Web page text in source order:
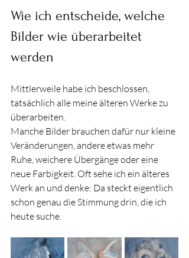
Wie ich entscheide, welche
Bilder wie überarbeitet
werden
Mittlerweile habe ich beschlossen,
tatsächlich alle meine älteren Werke zu
überarbeiten.
Manche Bilder brauchen dafür nur kleine
Veränderungen, andere etwas mehr
Ruhe, weichere Übergänge oder eine
neue Farbigkeit. Oft sehe ich ein älteres
Werk an und denke: Da steckt eigentlich
schon genau die Stimmung drin, die ich
heute suche.